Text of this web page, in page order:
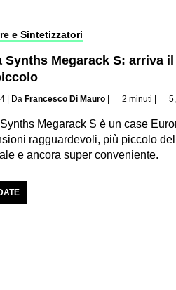
e Sintetizzatori
Synths Megarack S: arriva
| Da Francesco Di Mauro | 2 minuti |
Megarack S è un case
ragguardevoli, più piccolo
e ancora super conveniente.